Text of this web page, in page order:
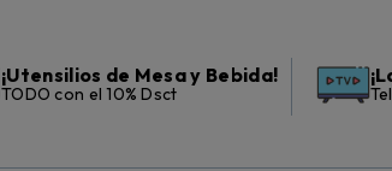
¡Utensilios de Mesa y Bebida!
TODO con el 10% Dsct